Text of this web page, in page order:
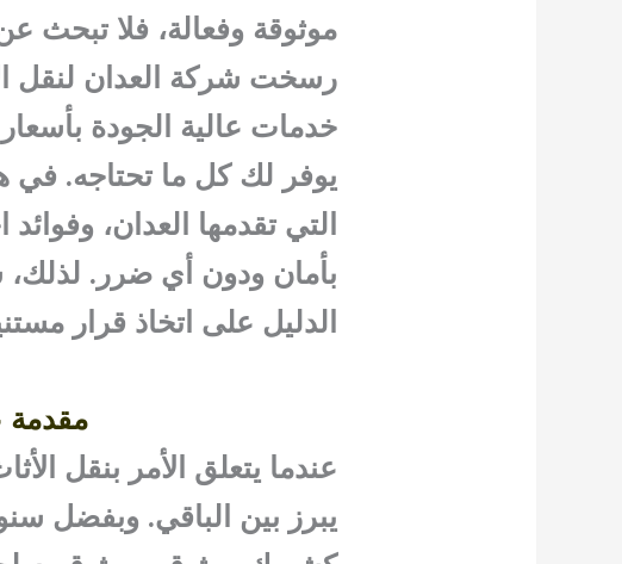
موثوقة وفعالة، فلا تبحث
رسخت شركة العدان لنقل
خدمات عالية الجودة بأسعار
يوفر لك كل ما تحتاجه. في
التي تقدمها العدان،
بأمان ودون أي ضرر.
الدليل على اتخاذ قرار
عندما يتعلق الأمر بنقل
يبرز بين الباقي. وبفضل